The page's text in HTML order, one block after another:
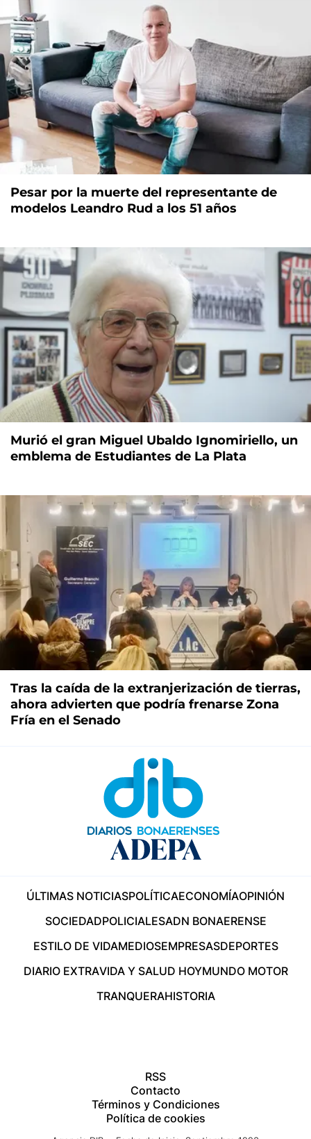
Pesar por la muerte del representante de
modelos Leandro Rud a los 51 años
Murió el gran Miguel Ubaldo Ignomiriello, un
emblema de Estudiantes de La Plata
Tras la caída de la extranjerización de tierras,
ahora advierten que podría frenarse Zona
Fría en el Senado
ÚLTIMAS NOTICIASPOLÍTICAECONOMÍAOPINIÓN
SOCIEDADPOLICIALESADN BONAERENSE
ESTILO DE VIDAMEDIOSEMPRESASDEPORTES
DIARIO EXTRAVIDA Y SALUD HOYMUNDO MOTOR
TRANQUERAHISTORIA
RSS
Contacto
Términos y Condiciones
Política de cookies